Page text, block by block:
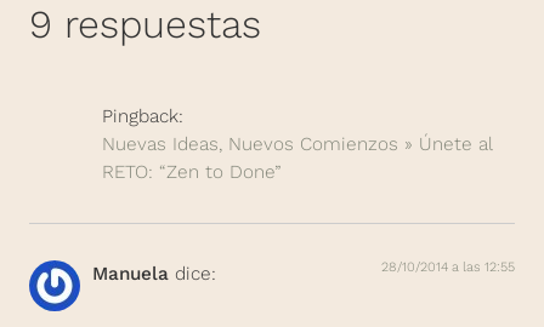
9 respuestas
Pingback:
Nuevas Ideas, Nuevos Comienzos » Únete al
RETO: “Zen to Done”
Manuela dice: 28/10/2014 a las 12:55